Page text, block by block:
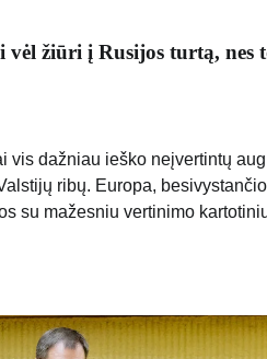
vėl žiūri į Rusijos turtą, nes
vis dažniau ieško neįvertintų
ribų. Europa,
su mažesniu vertinimo